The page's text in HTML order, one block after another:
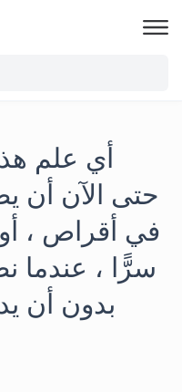
أي علم
حتى الآن أن
في أقراص ، أو
سرًّا ، عندما
بدون أن